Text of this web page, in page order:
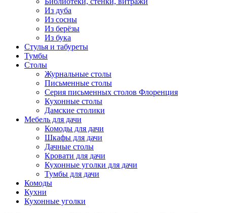
Из дуба
Из сосны
Из берёзы
Из бука
Стулья и табуреты
Тумбы
Столы
Журнальные столы
Письменные столы
Серия письменных столов Флоренция
Кухонные столы
Дамские столики
Мебель для дачи
Комоды для дачи
Шкафы для дачи
Дачные столы
Кровати для дачи
Кухонные уголки для дачи
Тумбы для дачи
Комоды
Кухни
Кухонные уголки